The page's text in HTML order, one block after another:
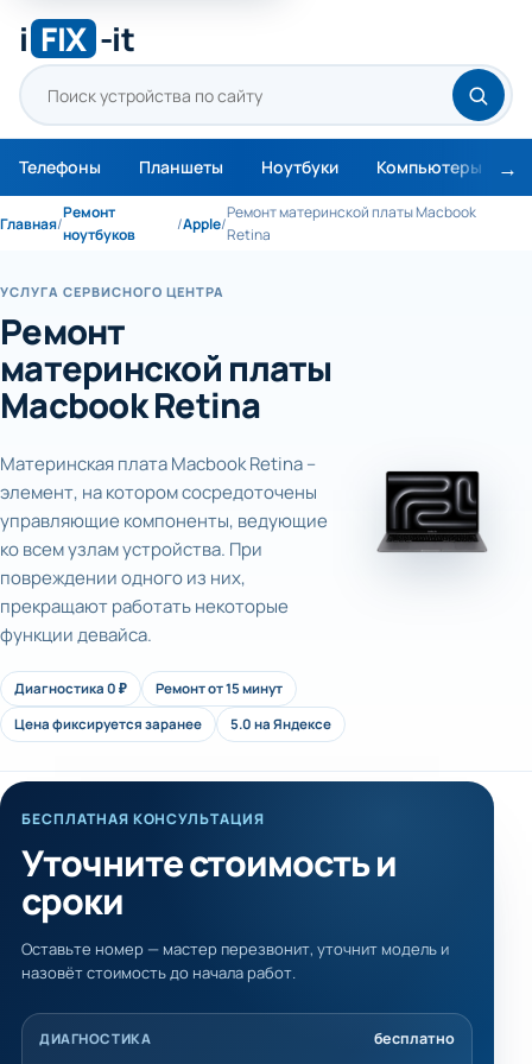
i FIX -it
Телефоны Планшеты Ноутбуки Компьютеры
Главная/
Ремонт
ноутбуков
/Apple/
Ремонт материнской платы Macbook
Retina
УСЛУГА СЕРВИСНОГО ЦЕНТРА
Ремонт
материнской платы
Macbook Retina
Материнская плата Macbook Retina –
элемент, на котором сосредоточены
управляющие компоненты, ведующие
ко всем узлам устройства. При
повреждении одного из них,
прекращают работать некоторые
функции девайса.
Диагностика 0 ₽
Ремонт от 15 минут
Цена фиксируется заранее
5.0 на Яндексе
БЕСПЛАТНАЯ КОНСУЛЬТАЦИЯ
Уточните стоимость и
сроки
Оставьте номер — мастер перезвонит, уточнит модель и
назовёт стоимость до начала работ.
ДИАГНОСТИКА бесплатно